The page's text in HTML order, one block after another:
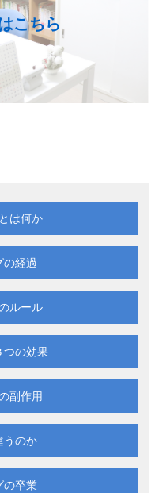
こちら
は何か
の経過
ルール
つの効果
副作用
うのか
の卒業